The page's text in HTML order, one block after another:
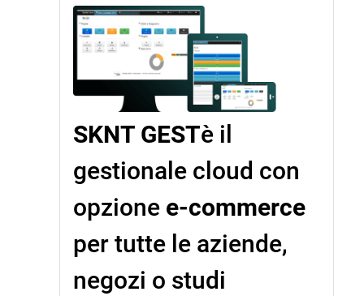
SKNT GESTè il
gestionale cloud con
opzione e-commerce
per tutte le aziende,
negozi o studi